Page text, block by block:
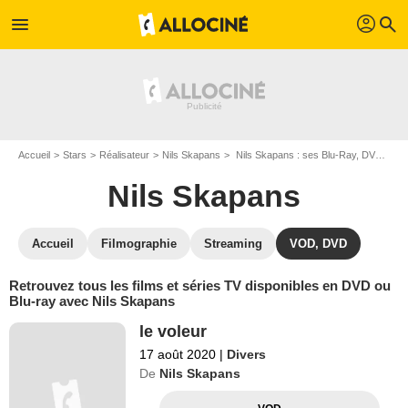
menu profil search
Accueil Stars Réalisateur Nils Skapans Nils Skapans : ses Blu-Ray, DVD, VOD, SVOD
Nils Skapans
Accueil Filmographie Streaming VOD, DVD
Retrouvez tous les films et séries TV disponibles en DVD ou
Blu-ray avec Nils Skapans
le voleur
17 août 2020 | Divers
De Nils Skapans